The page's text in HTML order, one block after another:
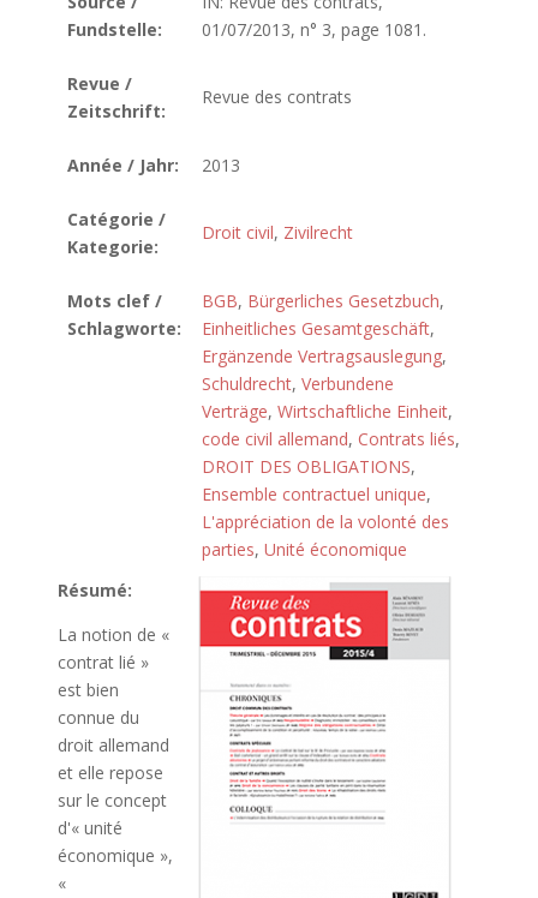
Fundstelle:
01/07/2013, n° 3, page 1081.
Revue /
Zeitschrift:
Revue des contrats
Année / Jahr: 2013
Catégorie /
Kategorie:
Droit civil, Zivilrecht
Mots clef /
Schlagworte:
BGB, Bürgerliches Gesetzbuch,
Einheitliches Gesamtgeschäft,
Ergänzende Vertragsauslegung,
Schuldrecht, Verbundene
Verträge, Wirtschaftliche Einheit,
code civil allemand, Contrats liés,
DROIT DES OBLIGATIONS,
Ensemble contractuel unique,
L'appréciation de la volonté des
parties, Unité économique
Résumé:
La notion de «
contrat lié »
est bien
connue du
droit allemand
et elle repose
sur le concept
d'« unité
économique »,
«